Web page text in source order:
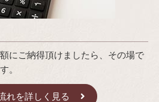
にご納得頂けましたら、その場で
。
れを詳しく見る